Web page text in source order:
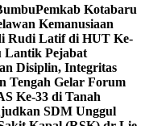
Pemkab Kotabaru
Kemanusiaan
Rudi Latif di HUT Ke-
Lantik Pejabat
Disiplin, Integritas
Tengah Gelar Forum
Ke-33 di Tanah
SDM Unggul